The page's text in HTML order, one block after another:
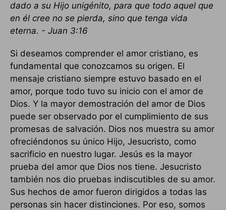
dado a su Hijo unigénito, para que todo aquel que
en él cree no se pierda, sino que tenga vida
eterna. - Juan 3:16
Si deseamos comprender el amor cristiano, es
fundamental que conozcamos su origen. El
mensaje cristiano siempre estuvo basado en el
amor, porque todo tuvo su inicio con el amor de
Dios. Y la mayor demostración del amor de Dios
puede ser observado por el cumplimiento de sus
promesas de salvación. Dios nos muestra su amor
ofreciéndonos su único Hijo, Jesucristo, como
sacrificio en nuestro lugar. Jesús es la mayor
prueba del amor que Dios nos tiene. Jesucristo
también nos dio pruebas indiscutibles de su amor.
Sus hechos de amor fueron dirigidos a todas las
personas sin hacer distinciones. Por eso, somos